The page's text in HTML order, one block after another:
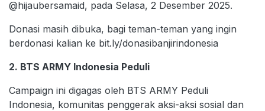
@hijaubersamaid, pada Selasa, 2 Desember 2025.
Donasi masih dibuka, bagi teman-teman yang ingin
berdonasi kalian ke bit.ly/donasibanjirindonesia
2. BTS ARMY Indonesia Peduli
Campaign ini digagas oleh BTS ARMY Peduli
Indonesia, komunitas penggerak aksi-aksi sosial dan